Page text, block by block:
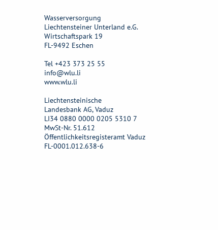
Wasserversorgung
Liechtensteiner Unterland e.G.
Wirtschaftspark 19
FL-9492 Eschen
Tel +423 373 25 55
info@wlu.li
www.wlu.li
Liechtensteinische
Landesbank AG, Vaduz
LI34 0880 0000 0205 5310 7
MwSt-Nr. 51.612
Öffentlichkeitsregisteramt Vaduz
FL-0001.012.638-6